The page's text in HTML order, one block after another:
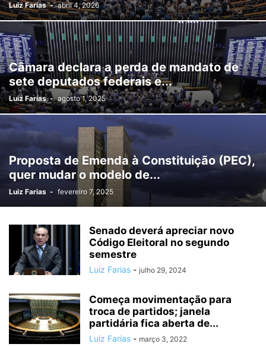
Luiz Farias - abril 4, 2026
Câmara declara a perda de mandato de
sete deputados federais e...
Luiz Farias - agosto 1, 2025
Proposta de Emenda à Constituição (PEC),
quer mudar o modelo de...
Luiz Farias - fevereiro 7, 2025
Senado deverá apreciar novo
Código Eleitoral no segundo
semestre
Luiz Farias - julho 29, 2024
Começa movimentação para
troca de partidos; janela
partidária fica aberta de...
Luiz Farias - março 3, 2022